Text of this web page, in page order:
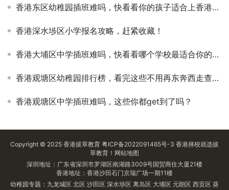
香港东区幼稚园插班难吗，快看看你的孩子适合上香港的学校吗？
香港深水埗区小学报名攻略，赶紧收藏！
香港大埔区中学插班难吗，快看看哪个学校最适合你的孩子
香港观塘区幼稚园排行榜，看完这些不用再东奔西走查资料了
香港观塘区中学插班难吗，这些你都get到了吗？
Copyright © 2025 香港拔萃教育 粤ICP备2022091465号-3 香港择校就选拔
萃教育！ 网站地图
深圳地址：广东省深圳市罗湖区南湖路3009号国贸商住大厦21楼
香港地址：香港沙田石门京瑞广场一期11楼
幼稚园专题： 九龙城区 北区 沙田区 深水埗区 离岛区 大埔区 元朗区 西贡区 葵